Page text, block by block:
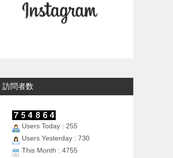
訪問者数
Users Today : 255
Users Yesterday : 730
This Month : 4755